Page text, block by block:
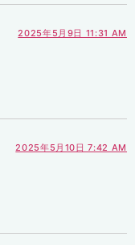
2025年5月9日 11:31 AM
2025年5月10日 7:42 AM